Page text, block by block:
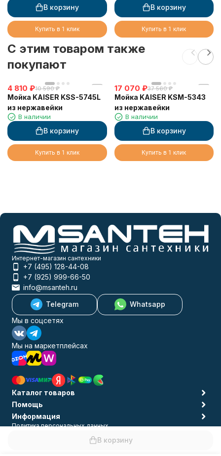
В корзину
В корзину
Купить в 1 клик
В корзину
Купить в 1 клик
C этим товаром также
покупают
4 810 ₽10 590 ₽
Мойка KAISER KSS-5745L
из нержавейки
В наличии
В корзину
Купить в 1 клик
17 070 ₽37 560 ₽
Мойка KAISER KSM-5343
из нержавейки
В наличии
В корзину
Купить в 1 клик
Интернет-магазин сантехники
+7 (495) 128-44-08
+7 (925) 999-66-50
info@msanteh.ru
Telegram
Whatsapp
Мы в соцсетях
Мы на маркетплейсах
Каталог товаров
Помощь
Информация
Политика персональных данных